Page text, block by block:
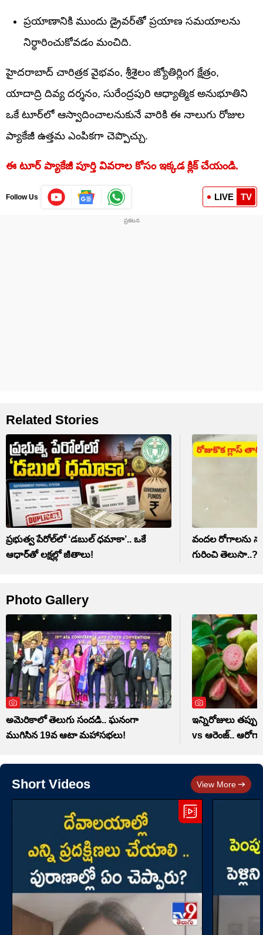
ప్రయాణానికి ముందు డ్రైవర్‌తో ప్రయాణ సమయాలను
నిర్ధారించుకోవడం మంచిది.
హైదరాబాద్ చారిత్రక వైభవం, శ్రీశైలం జ్యోతిర్లింగ క్షేత్రం,
యాదాద్రి దివ్య దర్శనం, సురేంద్రపురి ఆధ్యాత్మిక అనుభూతిని
ఒకే టూర్‌లో ఆస్వాదించాలనుకునే వారికి ఈ నాలుగు రోజుల
ప్యాకేజీ ఉత్తమ ఎంపికగా చెప్పొచ్చు.
ఈ టూర్ ప్యాకేజీ పూర్తి వివరాల కోసం ఇక్కడ క్లిక్ చేయండి.
Follow Us LIVE TV
Related Stories
ప్రభుత్వ పేరోల్‌లో ‘డబుల్ ధమాకా’.. ఒకే
ఆధార్‌తో లక్షల్లో జీతాలు!
వందల రోగాలను
గురించి తెలుసా..?
Photo Gallery
అమెరికాలో తెలుగు సందడి.. ఘనంగా
ముగిసిన 19వ ఆటా మహాసభలు!
ఇన్నిరోజులు
vs ఆరెంజ్..
Short Videos View More